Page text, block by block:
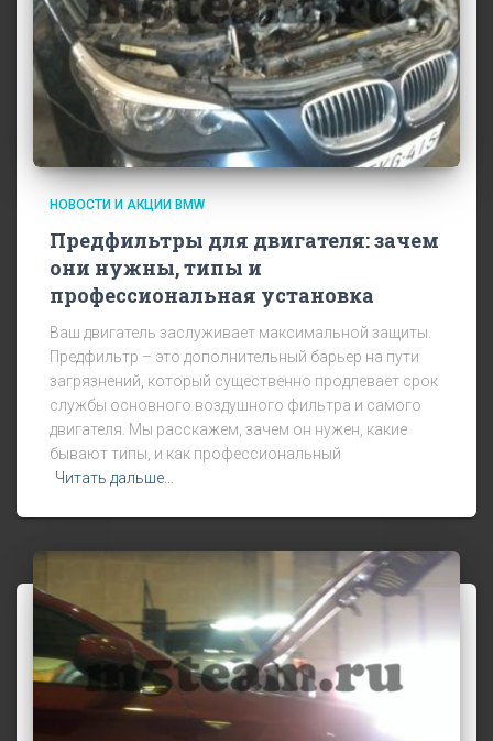
НОВОСТИ И АКЦИИ BMW
Предфильтры для двигателя: зачем
они нужны, типы и
профессиональная установка
Ваш двигатель заслуживает максимальной защиты.
Предфильтр – это дополнительный барьер на пути
загрязнений, который существенно продлевает срок
службы основного воздушного фильтра и самого
двигателя. Мы расскажем, зачем он нужен, какие
бывают типы, и как профессиональный
Читать дальше…